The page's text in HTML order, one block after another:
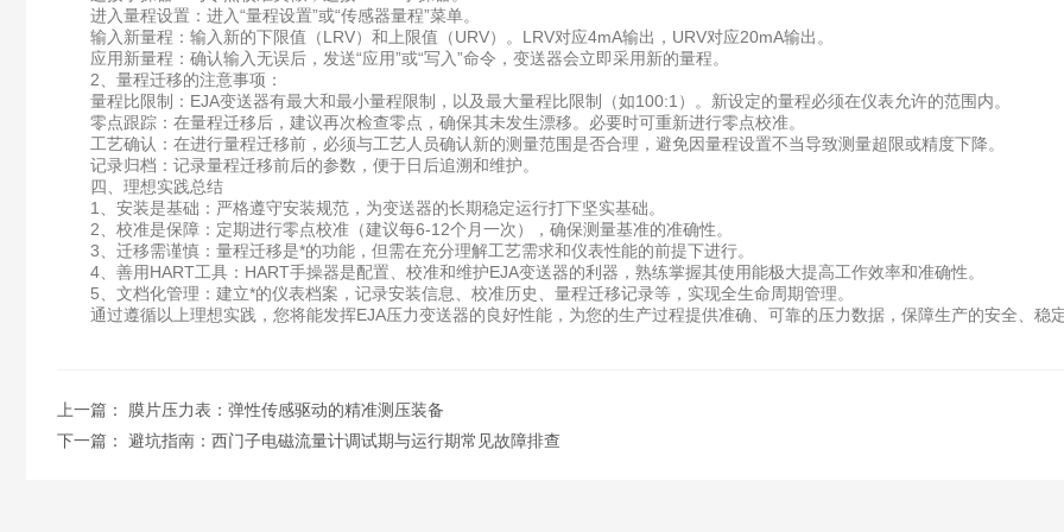
进入量程设置：​进入“量程设置”或“传感器量程”菜单。
输入新量程：​输入新的下限值（LRV）​和上限值（URV）。LRV对应4mA输出，URV对应20mA输出。
应用新量程：​确认输入无误后，发送“应用”或“写入”命令，变送器会立即采用新的量程。
2、量程迁移的注意事项：
量程比限制：​EJA变送器有最大和最小量程限制，以及最大量程比限制（如100:1）。新设定的量程必须在仪表允许的范围内。
零点跟踪：​在量程迁移后，建议再次检查零点，确保其未发生漂移。必要时可重新进行零点校准。
工艺确认：​在进行量程迁移前，必须与工艺人员确认新的测量范围是否合理，避免因量程设置不当导致测量超限或精度下降。
记录归档：​记录量程迁移前后的参数，便于日后追溯和维护。
四、理想实践总结
1、安装是基础：​严格遵守安装规范，为变送器的长期稳定运行打下坚实基础。
2、校准是保障：​定期进行零点校准（建议每6-12个月一次），确保测量基准的准确性。
3、迁移需谨慎：​量程迁移是*的功能，但需在充分理解工艺需求和仪表性能的前提下进行。
4、善用HART工具：​HART手操器是配置、校准和维护EJA变送器的利器，熟练掌握其使用能极大提高工作效率和准确性。
5、文档化管理：​建立*的仪表档案，记录安装信息、校准历史、量程迁移记录等，实现全生命周期管理。
通过遵循以上理想实践，您将能发挥EJA压力变送器的良好性能，为您的生产过程提供准确、可靠的压力数据，保障生产的安全、稳定
上一篇： 膜片压力表：弹性传感驱动的精准测压装备
下一篇： 避坑指南：西门子电磁流量计调试期与运行期常见故障排查